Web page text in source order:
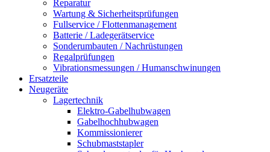
Reparatur
Wartung & Sicherheitsprüfungen
Fullservice / Flottenmanagement
Batterie / Ladegerätservice
Sonderumbauten / Nachrüstungen
Regalprüfungen
Vibrationsmessungen / Humanschwinungen
Ersatzteile
Neugeräte
Lagertechnik
Elektro-Gabelhubwagen
Gabelhochhubwagen
Kommissionierer
Schubmaststapler